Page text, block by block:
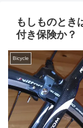
もしものとき
付き保険か？
Bicycle